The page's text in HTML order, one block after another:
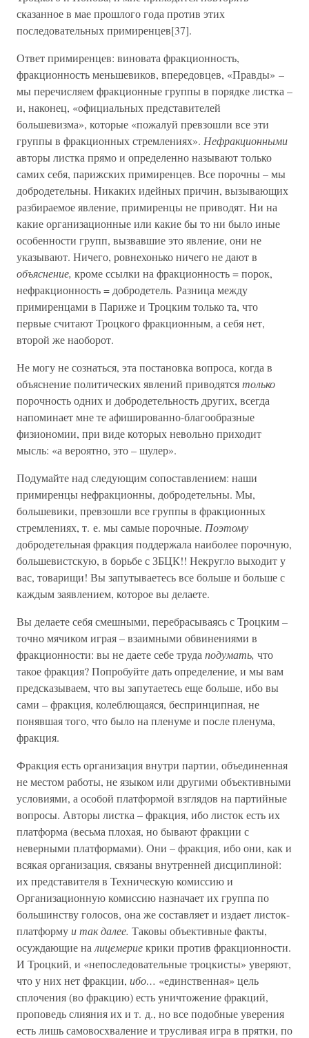
сказанное в мае прошлого года против этих
последовательных примиренцев[37].
Ответ примиренцев: виновата фракционность,
фракционность меньшевиков, впередовцев, «Правды» –
мы перечисляем фракционные группы в порядке листка –
и, наконец, «официальных представителей
большевизма», которые «пожалуй превзошли все эти
группы в фракционных стремлениях». Нефракционными
авторы листка прямо и определенно называют только
самих себя, парижских примиренцев. Все порочны – мы
добродетельны. Никаких идейных причин, вызывающих
разбираемое явление, примиренцы не приводят. Ни на
какие организационные или какие бы то ни было иные
особенности групп, вызвавшие это явление, они не
указывают. Ничего, ровнехонько ничего не дают в
объяснение, кроме ссылки на фракционность = порок,
нефракционность = добродетель. Разница между
примиренцами в Париже и Троцким только та, что
первые считают Троцкого фракционным, а себя нет,
второй же наоборот.
Не могу не сознаться, эта постановка вопроса, когда в
объяснение политических явлений приводятсятолько
порочность одних и добродетельность других, всегда
напоминает мне те афишированно-благообразные
физиономии, при виде которых невольно приходит
мысль: «а вероятно, это – шулер».
Подумайте над следующим сопоставлением: наши
примиренцы нефракционны, добродетельны. Мы,
большевики, превзошли все группы в фракционных
стремлениях, т. е. мы самые порочные. Поэтому
добродетельная фракция поддержала наиболее порочную,
большевистскую, в борьбе с ЗБЦК!! Некругло выходит у
вас, товарищи! Вы запутываетесь все больше и больше с
каждым заявлением, которое вы делаете.
Вы делаете себя смешными, перебрасываясь с Троцким –
точно мячиком играя – взаимными обвинениями в
фракционности: вы не даете себе труда подумать, что
такое фракция? Попробуйте дать определение, и мы вам
предсказываем, что вы запутаетесь еще больше, ибо вы
сами – фракция, колеблющаяся, беспринципная, не
понявшая того, что было на пленуме и после пленума,
фракция.
Фракция есть организация внутри партии, объединенная
не местом работы, не языком или другими объективными
условиями, а особой платформой взглядов на партийные
вопросы. Авторы листка – фракция, ибо листок есть их
платформа (весьма плохая, но бывают фракции с
неверными платформами). Они – фракция, ибо они, как и
всякая организация, связаны внутренней дисциплиной:
их представителя в Техническую комиссию и
Организационную комиссию назначает их группа по
большинству голосов, она же составляет и издает листок-
платформуи так далее. Таковы объективные факты,
осуждающие на лицемериекрики против фракционности.
И Троцкий, и «непоследовательные троцкисты» уверяют,
что у них нет фракции, ибо… «единственная» цель
сплочения (во фракцию) есть уничтожение фракций,
проповедь слияния их и т. д., но все подобные уверения
есть лишь самовосхваление и трусливая игра в прятки, по